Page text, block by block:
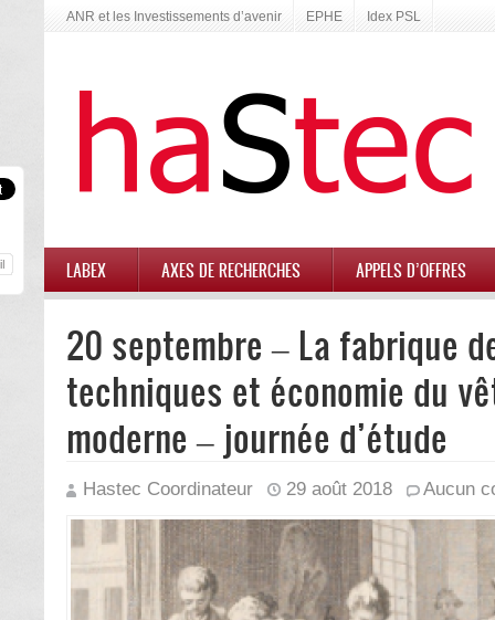
ANR et les Investissements d’avenir EPHE Idex PSL
LABEX AXES DE RECHERCHES APPELS D’OFFRES
20 septembre – La fabrique
techniques et économie du
moderne – journée d’étude
Hastec Coordinateur 29 août 2018 Aucun